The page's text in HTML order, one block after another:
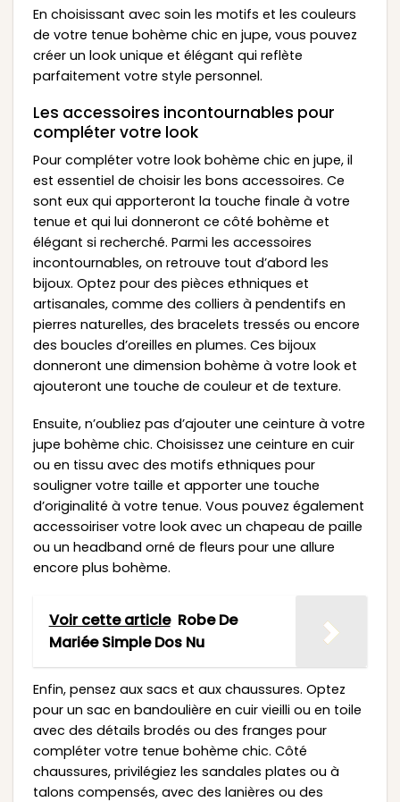
En choisissant avec soin les motifs et les couleurs
de votre tenue bohème chic en jupe, vous pouvez
créer un look unique et élégant qui reflète
parfaitement votre style personnel.
Les accessoires incontournables pour
compléter votre look
Pour compléter votre look bohème chic en jupe, il
est essentiel de choisir les bons accessoires. Ce
sont eux qui apporteront la touche finale à votre
tenue et qui lui donneront ce côté bohème et
élégant si recherché. Parmi les accessoires
incontournables, on retrouve tout d’abord les
bijoux. Optez pour des pièces ethniques et
artisanales, comme des colliers à pendentifs en
pierres naturelles, des bracelets tressés ou encore
des boucles d’oreilles en plumes. Ces bijoux
donneront une dimension bohème à votre look et
ajouteront une touche de couleur et de texture.
Ensuite, n’oubliez pas d’ajouter une ceinture à votre
jupe bohème chic. Choisissez une ceinture en cuir
ou en tissu avec des motifs ethniques pour
souligner votre taille et apporter une touche
d’originalité à votre tenue. Vous pouvez également
accessoiriser votre look avec un chapeau de paille
ou un headband orné de fleurs pour une allure
encore plus bohème.
Voir cette article Robe De
Mariée Simple Dos Nu
Enfin, pensez aux sacs et aux chaussures. Optez
pour un sac en bandoulière en cuir vieilli ou en toile
avec des détails brodés ou des franges pour
compléter votre tenue bohème chic. Côté
chaussures, privilégiez les sandales plates ou à
talons compensés, avec des lanières ou des